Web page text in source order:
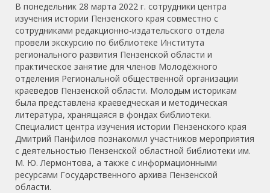
В понедельник 28 марта 2022 г. сотрудники центра
изучения истории Пензенского края совместно с
сотрудниками редакционно-издательского отдела
провели экскурсию по библиотеке Института
регионального развития Пензенской области и
практическое занятие для членов Молодёжного
отделения Региональной общественной организации
краеведов Пензенской области. Молодым историкам
была представлена краеведческая и методическая
литература, хранящаяся в фондах библиотеки.
Специалист центра изучения истории Пензенского края
Дмитрий Панфилов познакомил участников мероприятия
с деятельностью Пензенской областной библиотеки им.
М. Ю. Лермонтова, а также с информационными
ресурсами Государственного архива Пензенской
области.